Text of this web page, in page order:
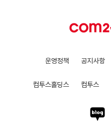
운영정책 공지사항
컴투스홀딩스 컴투스